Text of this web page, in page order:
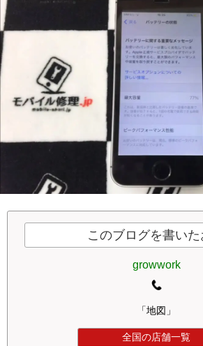
このブログを書いた
growwork
「地図」
全国の店舗一覧